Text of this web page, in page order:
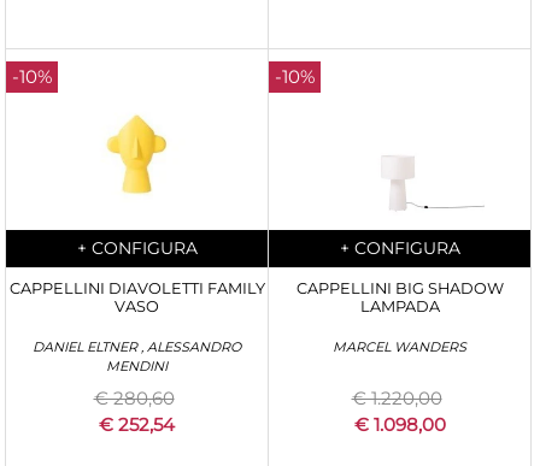
-10%
Quantità
+ CONFIGURA
CAPPELLINI DIAVOLETTI FAMILY
VASO
DANIEL ELTNER , ALESSANDRO
MENDINI
€ 280,60
€ 252,54
-10%
Quantità
+ CONFIGURA
CAPPELLINI BIG SHADOW
LAMPADA
MARCEL WANDERS
€ 1.220,00
€ 1.098,00